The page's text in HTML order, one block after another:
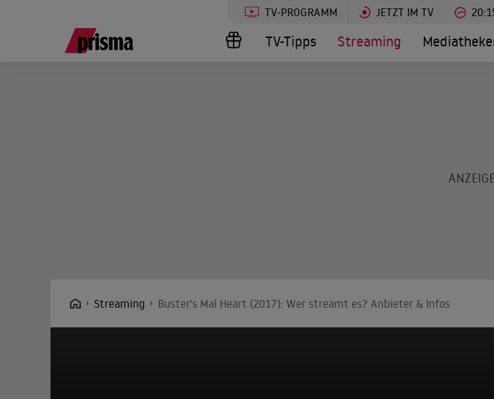
TV-PROGRAMM JETZT IM TV
TV-Tipps Streaming
Streaming Buster's Mal Heart (2017): Wer streamt es? Anbieter & Infos